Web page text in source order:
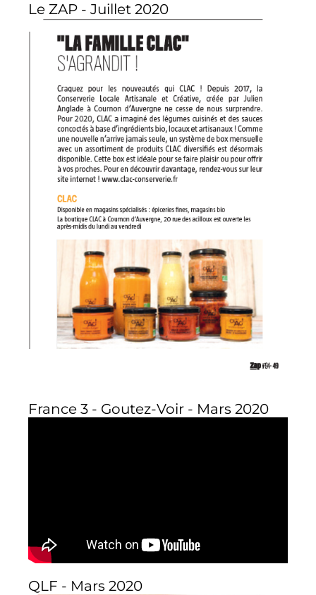
Le ZAP - Juillet 2020
France 3 - Goutez-Voir - Mars 2020
QLF - Mars 2020